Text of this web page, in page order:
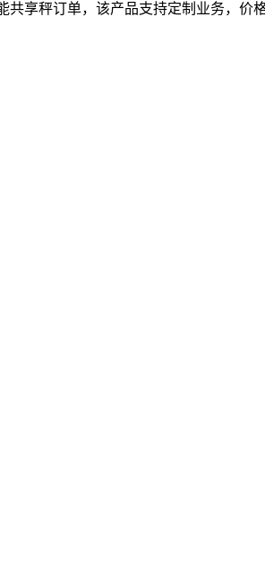
享秤订单，该产品支持定制业务，价